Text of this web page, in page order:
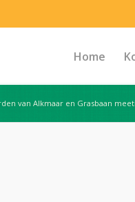
Home
van Alkmaar en Grasbaan